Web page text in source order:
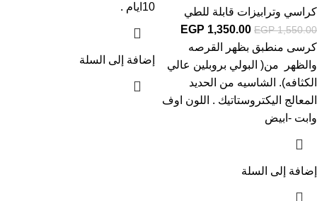
كراسي وترابيزات قابلة للطي
EGP1,550.00
EGP 1,350.00
كرسى منطبق بظهر القرصه
والظهر من( البولي بروبلين عالي
الكثافه). الشاسيه من الحديد
المعالج اليكتروستاتيك . اللون اوف
وابت -ابيض
إضافة إلى السلة
10ايام .
إضافة إلى السلة